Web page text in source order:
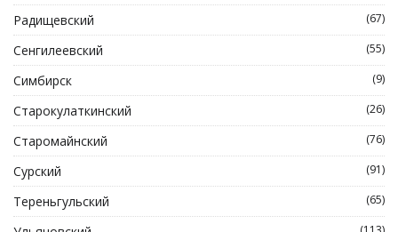
Радищевский (67)
Сенгилеевский (55)
Симбирск (9)
Старокулаткинский (26)
Старомайнский (76)
Сурский (91)
Тереньгульский (65)